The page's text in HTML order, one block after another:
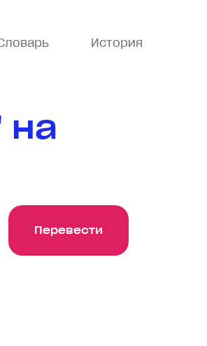
История
на
Перевести